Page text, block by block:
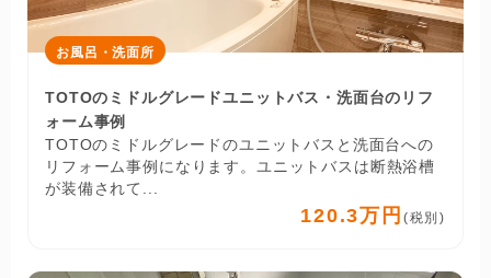
お風呂・洗面所
TOTOのミドルグレードユニットバス・洗面台のリフ
ォーム事例
TOTOのミドルグレードのユニットバスと洗面台への
リフォーム事例になります。ユニットバスは断熱浴槽
が装備されて...
120.3万円 (税別)